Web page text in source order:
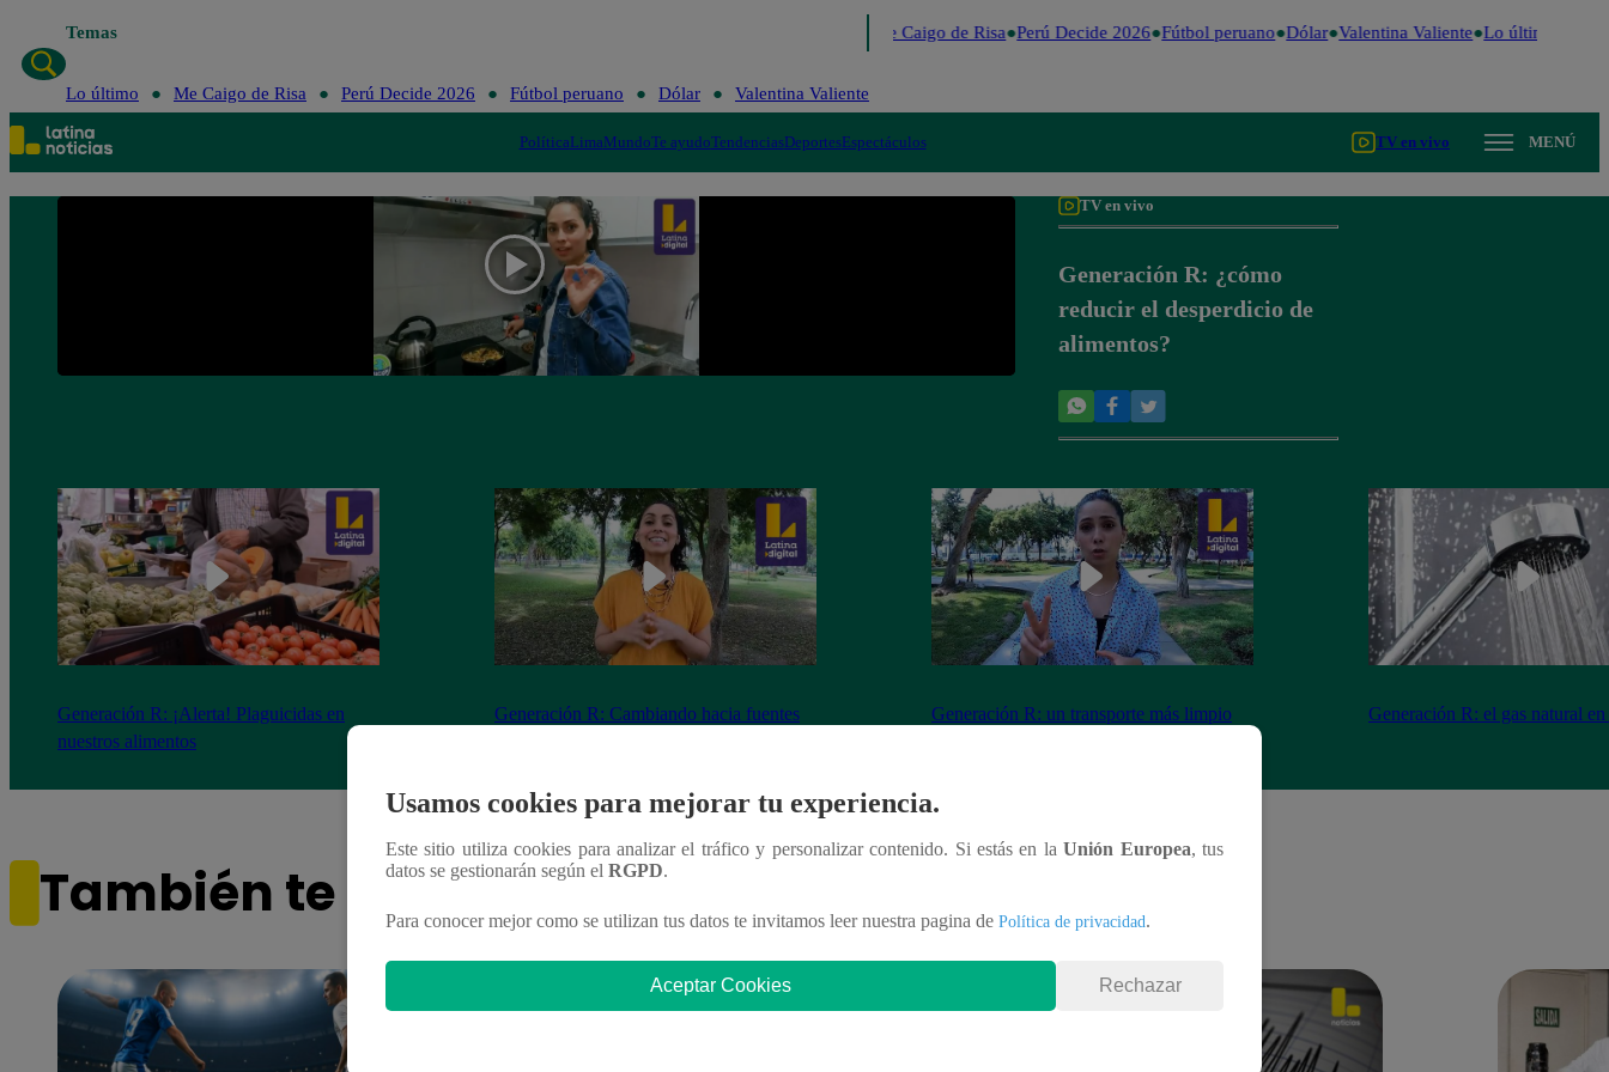
Temas Me Caigo de Risa Perú Decide 2026 Fútbol peruano Dólar Valentina Valiente Lo último
Lo último Me Caigo de Risa Perú Decide 2026 Fútbol peruano Dólar Valentina Valiente
PolíticaLimaMundoTe ayudoTendenciasDeportesEspectáculos TV en vivo MENÚ
TV en vivo
Generación R: ¿cómo
reducir el desperdicio de
alimentos?
Generación R: ¡Alerta! Plaguicidas en
nuestros alimentos
Generación R: Cambiando hacia fuentes
Generación R: un transporte más limpio
Generación R: el gas natural
También te puede interesar
Usamos cookies para mejorar tu experiencia.
Este sitio utiliza cookies para analizar el tráfico y personalizar contenido. Si estás en laUnión Europea, tus
datos se gestionarán según el RGPD.
Para conocer mejor como se utilizan tus datos te invitamos leer nuestra pagina de Política de privacidad.
Aceptar Cookies Rechazar